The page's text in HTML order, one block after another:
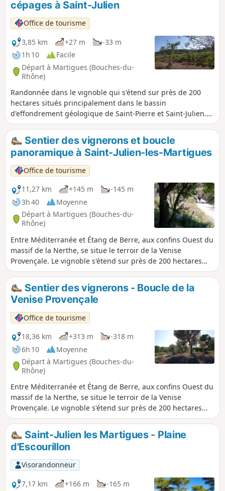
cépages à Saint-Julien
Office de tourisme
3,85 km
+27 m
-33 m
1h 10
Facile
Départ à Martigues (Bouches-du-
Rhône)
Randonnée dans le vignoble qui s'étend sur près de 200
hectares situés principalement dans le bassin
d'effondrement géologique de Saint-Pierre et Saint-Julien.
La majorité du parcellaire bénéficie de l'AOP Coteaux d'Aix-
en-Provence, avec une petite partie en IGP Méditerranée.
Sentier des vignerons et boucle
panoramique à Saint-Julien-les-Martigues
Office de tourisme
11,27 km
+145 m
-145 m
3h 40
Moyenne
Départ à Martigues (Bouches-du-
Rhône)
Entre Méditerranée et Étang de Berre, aux confins Ouest du
massif de la Nerthe, se situe le terroir de la Venise
Provençale. Le vignoble s'étend sur près de 200 hectares
situés principalement dans le bassin d'effondrement
géologique de Saint-Pierre, Saint-Julien.
Sentier des vignerons - Boucle de la
Venise Provençale
Office de tourisme
18,36 km
+313 m
-318 m
6h 10
Moyenne
Départ à Martigues (Bouches-du-
Rhône)
Entre Méditerranée et Étang de Berre, aux confins Ouest du
massif de la Nerthe, se situe le terroir de la Venise
Provençale. Le vignoble s'étend sur près de 200 hectares
situés dans le bassin d'effondrement géologique de Saint-
Pierre, Saint-Julien. Quelques parcelles sont encore
cultivées sur les communes de Châteauneuf-les-Martigues,
Saint-Mitre-les-Remparts et Sausset-les-Pins. La majorité du
parcellaire bénéficie de l'AOP Coteaux d'Aix-en-Provence,
avec une petite partie en IGP Méditerranée.
Saint-Julien les Martigues - Plaine
d'Escourillon
Visorandonneur
7,17 km
+166 m
-165 m